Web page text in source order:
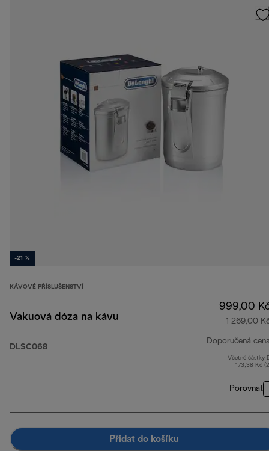
-21 %
KÁVOVÉ PŘÍSLUŠENSTVÍ
Vakuová dóza na kávu
DLSC068
999,00
1 269,00
Doporučená
Včetně částky
173,38 Kč
Porovnat
Přidat do košíku